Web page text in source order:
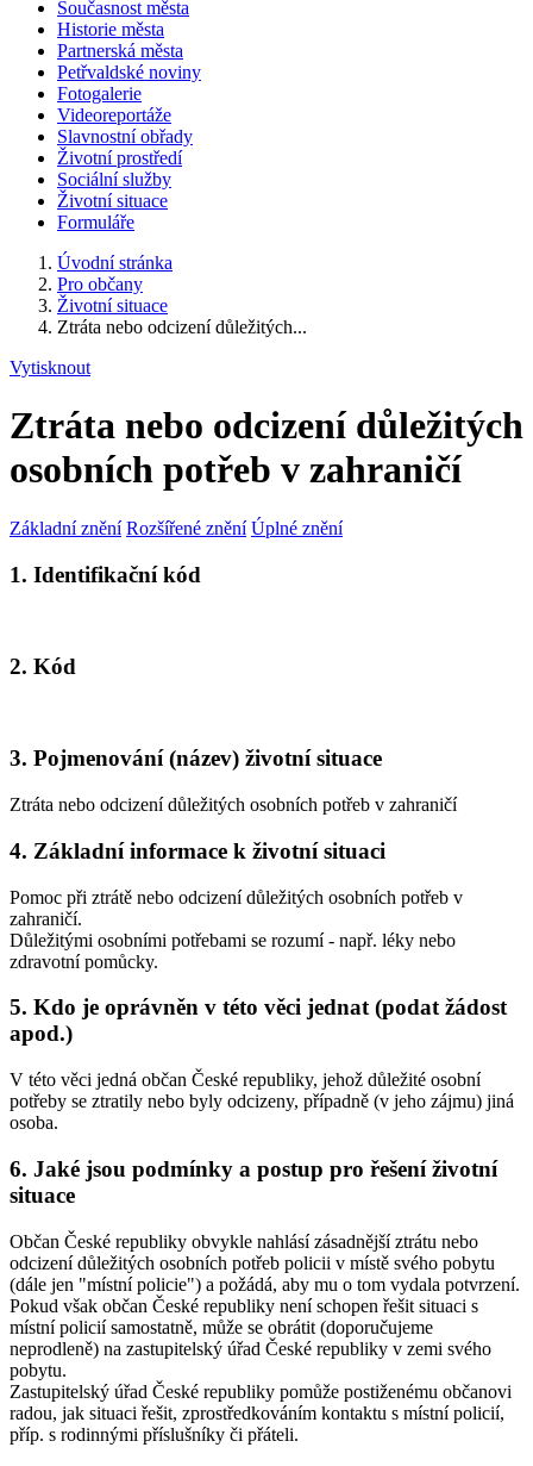
Současnost města
Historie města
Partnerská města
Petřvaldské noviny
Fotogalerie
Videoreportáže
Slavnostní obřady
Životní prostředí
Sociální služby
Životní situace
Formuláře
Úvodní stránka
Pro občany
Životní situace
Ztráta nebo odcizení důležitých...
Vytisknout
Ztráta nebo odcizení důležitých
osobních potřeb v zahraničí
Základní znění Rozšířené znění Úplné znění
1. Identifikační kód
2. Kód
3. Pojmenování (název) životní situace
Ztráta nebo odcizení důležitých osobních potřeb v zahraničí
4. Základní informace k životní situaci
Pomoc při ztrátě nebo odcizení důležitých osobních potřeb v
zahraničí.
Důležitými osobními potřebami se rozumí - např. léky nebo
zdravotní pomůcky.
5. Kdo je oprávněn v této věci jednat (podat žádost
apod.)
V této věci jedná občan České republiky, jehož důležité osobní
potřeby se ztratily nebo byly odcizeny, případně (v jeho zájmu) jiná
osoba.
6. Jaké jsou podmínky a postup pro řešení životní
situace
Občan České republiky obvykle nahlásí zásadnější ztrátu nebo
odcizení důležitých osobních potřeb policii v místě svého pobytu
(dále jen "místní policie") a požádá, aby mu o tom vydala potvrzení.
Pokud však občan České republiky není schopen řešit situaci s
místní policií samostatně, může se obrátit (doporučujeme
neprodleně) na zastupitelský úřad České republiky v zemi svého
pobytu.
Zastupitelský úřad České republiky pomůže postiženému občanovi
radou, jak situaci řešit, zprostředkováním kontaktu s místní policií,
příp. s rodinnými příslušníky či přáteli.